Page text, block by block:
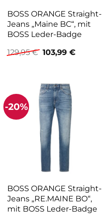
BOSS ORANGE Straight-
Jeans „Maine BC“, mit
BOSS Leder-Badge
129,95€ Ursprünglicher
Preis
103,99 €Aktueller
-20%
BOSS ORANGE Straight-
Jeans „RE.MAINE BO“,
mit BOSS Leder-Badge